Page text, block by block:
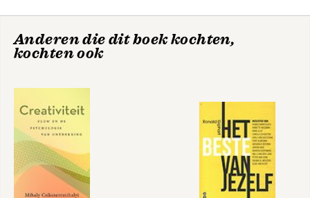
Anderen die dit boek kochten,
kochten ook